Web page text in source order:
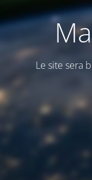
Le site sera